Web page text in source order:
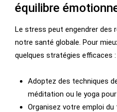
équilibre
Le stress peut engendrer des
notre santé globale. Pour
quelques stratégies efficaces :
Adoptez des techniques
méditation ou le yoga
Organisez votre emploi